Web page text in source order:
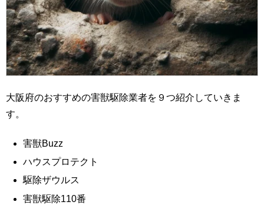
大阪府のおすすめの害獣駆除業者を９つ紹介していきま
す。
害獣Buzz
ハウスプロテクト
駆除ザウルス
害獣駆除110番